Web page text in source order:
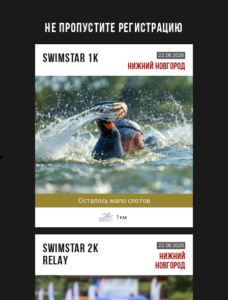
НЕ ПРОПУСТИТЕ РЕГИСТРАЦИЮ
SWIMSTAR 1K 22.08.2026
НИЖНИЙ НОВГОРОД
Осталось мало слотов
1 км
SWIMSTAR 2K
RELAY
22.08.2026
НИЖНИЙ
НОВГОРОД